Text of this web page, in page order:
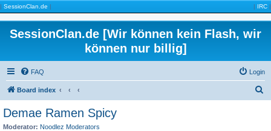
| SessionClan.de | | IRC |
SessionClan.de [Wir können kein Flash, wir
können nur billig]
FAQ Login
Board index
Demae Ramen Spicy
Moderator: Noodlez Moderators